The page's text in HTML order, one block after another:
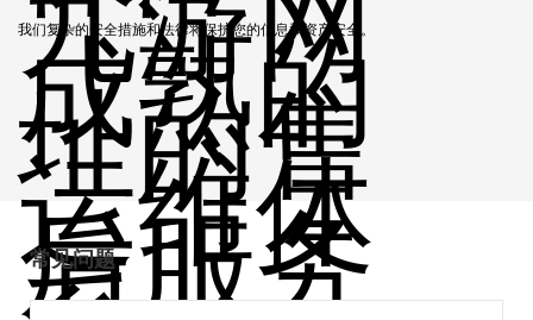
我们复杂的安全措施和法律将保护您的信息和资产安全。
九游网
址的售
后服务
成熟的
运维体
常见问题